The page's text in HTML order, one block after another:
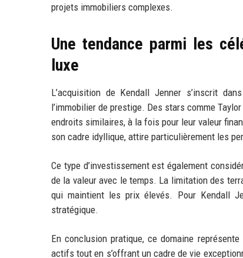
projets immobiliers complexes.
Une tendance parmi les
luxe
L’acquisition de Kendall Jenner s’inscrit
l’immobilier de prestige. Des stars comme
endroits similaires, à la fois pour leur valeur
son cadre idyllique, attire particulièrement les
Ce type d’investissement est également
de la valeur avec le temps. La limitation des
qui maintient les prix élevés. Pour Kendall
stratégique.
En conclusion pratique, ce domaine
actifs tout en s’offrant un cadre de vie